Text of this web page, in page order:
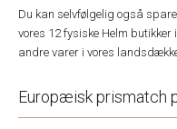
Du kan selvfølgelig også
vores 12 fysiske Helm
andre varer i vores
Europæisk prismatch